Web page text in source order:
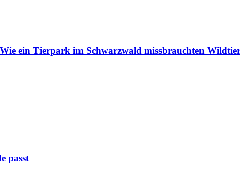
ein Tierpark im Schwarzwald missbrauchten
passt